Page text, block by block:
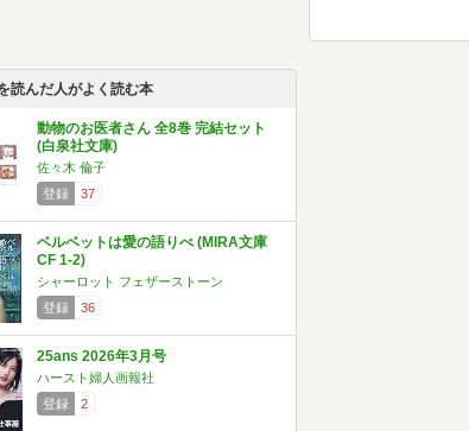
読んだ人がよく読む本
動物のお医者さん 全8巻 完結セット
(白泉社文庫)
佐々木 倫子
登録
37
ベルベットは愛の語りべ (MIRA文庫
CF 1-2)
シャーロット フェザーストーン
登録
36
25ans 2026年3月号
ハースト婦人画報社
登録
2